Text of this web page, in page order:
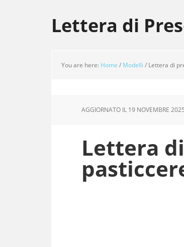
to
main
to
primary
to
footer
Lettera di
You are here: Home / Modelli / Lettera di
AGGIORNATO IL 19 NOVEMBRE 2025
Lettera